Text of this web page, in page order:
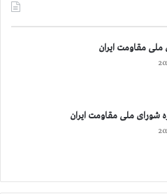
مقاومت ایران
شورای ملی مقاومت ایران